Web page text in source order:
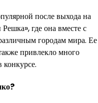
после выхода на
где она вместе с
городам мира. Ее
привлекло много